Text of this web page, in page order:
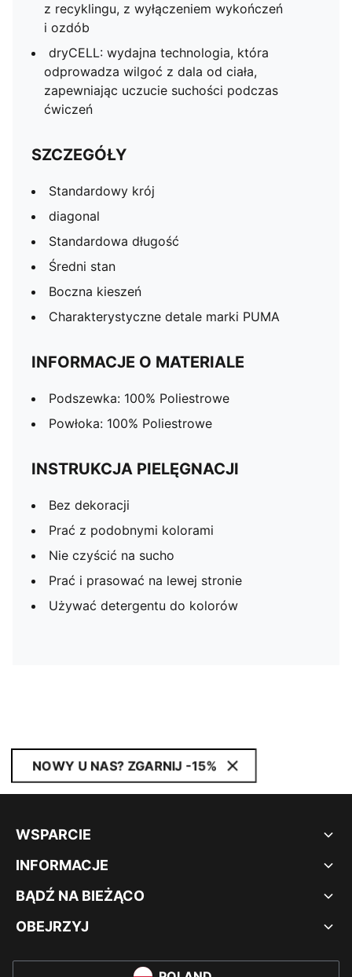
z recyklingu, z wyłączeniem wykończeń
i ozdób
dryCELL: wydajna technologia, która
odprowadza wilgoć z dala od ciała,
zapewniając uczucie suchości podczas
ćwiczeń
SZCZEGÓŁY
Standardowy krój
diagonal
Standardowa długość
Średni stan
Boczna kieszeń
Charakterystyczne detale marki PUMA
INFORMACJE O MATERIALE
Podszewka: 100% Poliestrowe
Powłoka: 100% Poliestrowe
INSTRUKCJA PIELĘGNACJI
Bez dekoracji
Prać z podobnymi kolorami
Nie czyścić na sucho
Prać i prasować na lewej stronie
Używać detergentu do kolorów
NOWY U NAS? ZGARNIJ -15%
WSPARCIE
INFORMACJE
BĄDŹ NA BIEŻĄCO
OBEJRZYJ